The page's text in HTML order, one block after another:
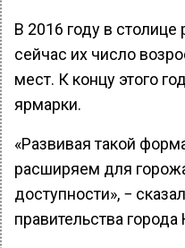
В 2016 году в
сейчас их число
мест. К концу этого
ярмарки.
«Развивая такой
расширяем для
доступности», −
правительства